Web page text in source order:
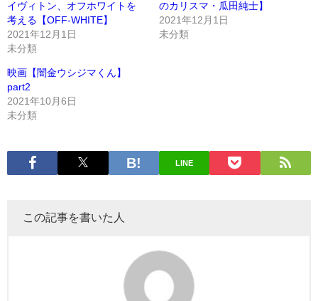
イヴィトン、オフホワイトを
考える【OFF-WHITE】
2021年12月1日
未分類
のカリスマ・瓜田純士】
2021年12月1日
未分類
映画【闇金ウシジマくん】
part2
2021年10月6日
未分類
LINE
この記事を書いた人